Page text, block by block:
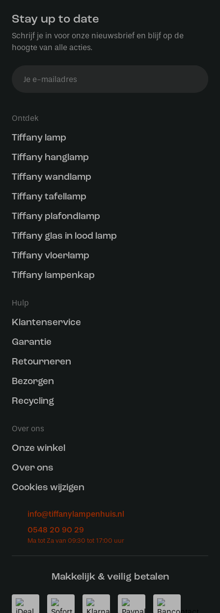
Stay up to date
Schrijf je in voor onze nieuwsbrief en blijf op de
hoogte van alle acties.
Ontdek
Tiffany lamp
Tiffany hanglamp
Tiffany wandlamp
Tiffany tafellamp
Tiffany plafondlamp
Tiffany glas in lood lamp
Tiffany vloerlamp
Tiffany lampenkap
Hulp
Klantenservice
Garantie
Retourneren
Bezorgen
Recycling
Over ons
Onze winkel
Over ons
Cookies wijzigen
info@tiffanylampenhuis.nl
0548 20 90 29
Makkelijk & veilig betalen